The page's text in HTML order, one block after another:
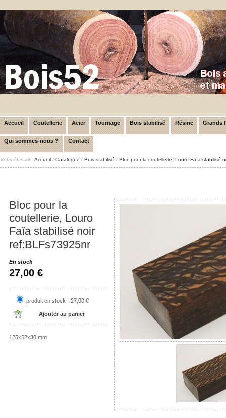
Accueil Coutellerie Acier Tournage Bois stabilisé Résine Grands
Qui sommes-nous ? Contact
Vous êtes ici : Accueil / Catalogue / Bois stabilisé / Bloc pour la coutellerie, Louro Faïa stabilisé
Bloc pour la
coutellerie, Louro
Faïa stabilisé noir
ref:BLFs73925nr
En stock
27,00 €
produit en stock - 27,00 €
125x52x30 mm